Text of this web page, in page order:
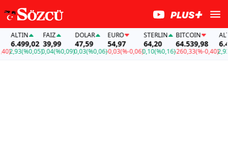
ALTIN
6.499,02
2,93(%0,05)
FAİZ
39,99
0,04(%0,09)
DOLAR
47,59
0,03(%0,06)
EURO
54,97
-0,03(%-0,06)
STERLIN
64,20
0,10(%0,16)
BITCOIN
64.539,98
-260,33(%-0,40)2,93